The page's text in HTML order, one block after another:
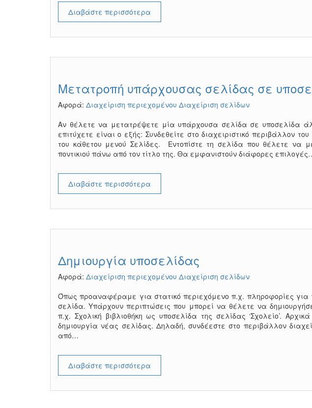
Διαβάστε περισσότερα
Μετατροπή υπάρχουσας σελίδας σε
Αφορά: Διαχείριση περιεχομένου Διαχείριση σελίδων
Αν θέλετε να μετατρέψετε μία υπάρχουσα σελίδα σε υποσελίδα
επιτύχετε είναι ο εξής: Συνδεθείτε στο διαχειριστικό περιβάλλον
του κάθετου μενού Σελίδες. Εντοπίστε τη σελίδα που θέλετε να
ποντικιού πάνω από τον τίτλο της. Θα εμφανιστούν διάφορες
Διαβάστε περισσότερα
Δημιουργία υποσελίδας
Αφορά: Διαχείριση περιεχομένου Διαχείριση σελίδων
Όπως προαναφέραμε για στατικό περιεχόμενο π.χ. πληροφορίες για
σελίδα. Υπάρχουν περιπτώσεις που μπορεί να θέλετε να
π.χ. Σχολική βιβλιοθήκη ως υποσελίδα της σελίδας ‘Σχολείο’.
δημιουργία νέας σελίδας. Δηλαδή, συνδέεστε στο περιβάλλον
από…
Διαβάστε περισσότερα